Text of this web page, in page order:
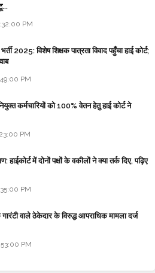
PM
2025: विशेष शिक्षक पात्रता विवाद पहुँचा हाई कोर्ट;
PM
कर्मचारियों को 100% वेतन हेतु हाई कोर्ट ने
PM
में दोनों पक्षों के वकीलों ने क्या तर्क दिए, पढ़िए
PM
वाले ठेकेदार के विरुद्ध आपराधिक मामला दर्ज
PM